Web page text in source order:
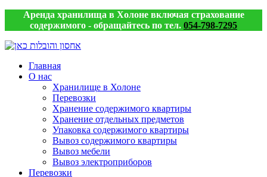
Аренда хранилища в Холоне включая страхование
содержимого - обращайтесь по тел. 054-798-7295
Главная
О нас
Хранилище в Холоне
Перевозки
Хранение содержимого квартиры
Хранение отдельных предметов
Упаковка содержимого квартиры
Вывоз содержимого квартиры
Вывоз мебели
Вывоз электроприборов
Перевозки